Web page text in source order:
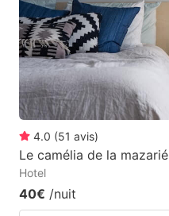
4.0 (51 avis)
Le camélia de la mazarié
Hotel
40€ /nuit